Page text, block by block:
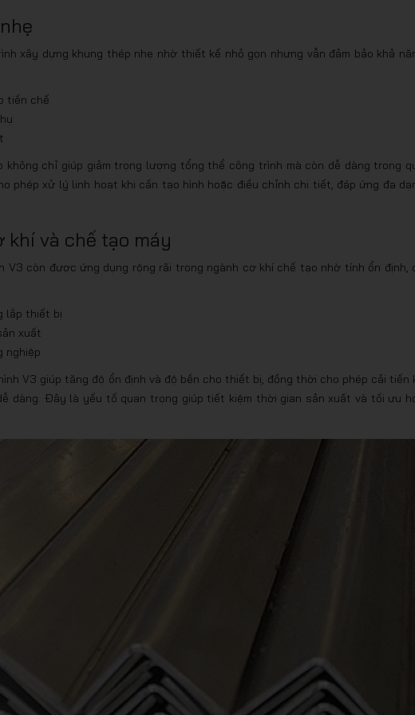
xây dựng khung thép nhẹ nhờ thiết kế nhỏ gọn nhưng vẫn đảm bảo khả
tiền chế
chỉ giúp giảm trọng lượng tổng thể công trình mà còn dễ dàng trong
phép xử lý linh hoạt khi cần tạo hình hoặc điều chỉnh chi tiết, đáp ứng đa
và chế tạo máy
còn được ứng dụng rộng rãi trong ngành cơ khí chế tạo nhờ tính ổn định,
lắp thiết bị
xuất
nghiệp
V3 giúp tăng độ ổn định và độ bền cho thiết bị, đồng thời cho phép cải tiến
dàng. Đây là yếu tố quan trọng giúp tiết kiệm thời gian sản xuất và tối ưu